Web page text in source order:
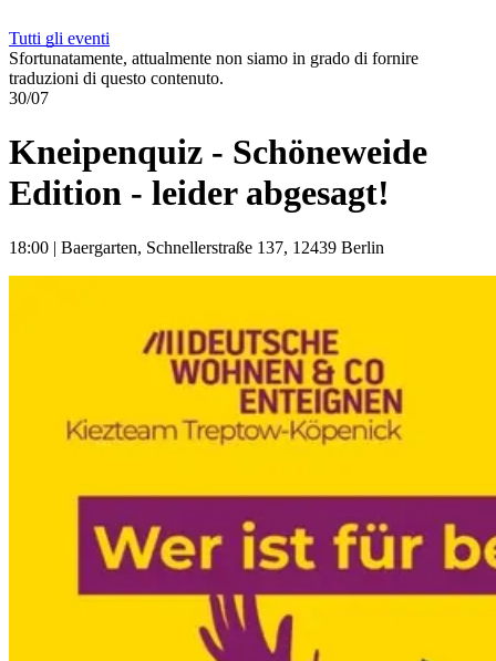
Tutti gli eventi
Sfortunatamente, attualmente non siamo in grado di fornire
traduzioni di questo contenuto.
30/07
Kneipenquiz - Schöneweide
Edition - leider abgesagt!
18:00 | Baergarten, Schnellerstraße 137, 12439 Berlin